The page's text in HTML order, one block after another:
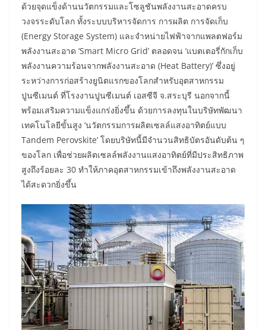
ด้วยจุดแข็งด้านนวัตกรรมและโซลูชันพลังงานสะอาดครบ
วงจรระดับโลก ทั้งระบบบริหารจัดการ การผลิต การจัดเก็บ
(Energy Storage System) และจำหน่ายไฟฟ้าจากแพลตฟอร์ม
พลังงานสะอาด ‘Smart Micro Grid’ ตลอดจน ‘แบตเตอรี่กักเก็บ
พลังงานความร้อนจากพลังงานสะอาด (Heat Battery)’ ซึ่งอยู่
ระหว่างการก่อสร้างยูนิตแรกของโลกสำหรับอุตสาหกรรม
ปูนซีเมนต์ ที่โรงงานปูนซีเมนต์ เอสซีจี จ.สระบุรี นอกจากนี้
พร้อมเสริมความแข็งแกร่งยิ่งขึ้น ด้วยการลงทุนในบริษัทพัฒนา
เทคโนโลยีขั้นสูง ‘นวัตกรรมการผลิตเซลล์แสงอาทิตย์แบบ
Tandem Perovskite’ โดยบริษัทนี้มีจำนวนสิทธิบัตรอันดับต้น ๆ
ของโลก เพื่อช่วยผลิตเซลล์พลังงานแสงอาทิตย์ที่มีประสิทธิภาพ
สูงถึงร้อยละ 30 ทำให้ภาคอุตสาหกรรมเข้าถึงพลังงานสะอาด
ได้สะดวกยิ่งขึ้น